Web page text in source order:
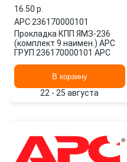
16.50 p.
APC·236170000101
Прокладка КПП ЯМЗ-236
(комплект 9 наимен.) АРС
ГРУП 236170000101 APC
В корзину
22 - 25 августа